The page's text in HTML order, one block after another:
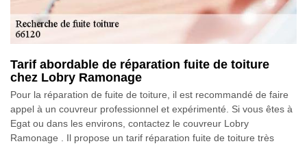
Tarif abordable de réparation fuite de toiture
chez Lobry Ramonage
Pour la réparation de fuite de toiture, il est recommandé de faire
appel à un couvreur professionnel et expérimenté. Si vous êtes à
Egat ou dans les environs, contactez le couvreur Lobry
Ramonage . Il propose un tarif réparation fuite de toiture très